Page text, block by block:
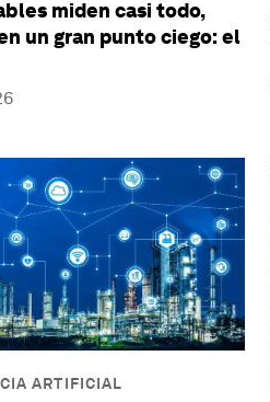
miden casi todo,
un gran punto ciego: el
ARTIFICIAL